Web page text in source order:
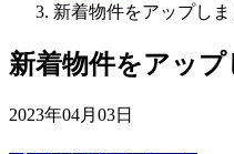
新着物件をアップしま
新着物件をアップ
2023年04月03日